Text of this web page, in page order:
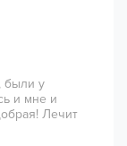
были у
и мне и
Лечит